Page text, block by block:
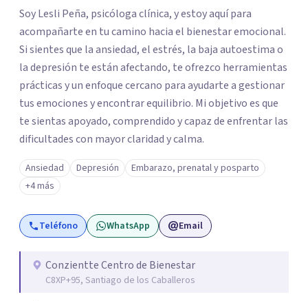
Soy Lesli Peña, psicóloga clínica, y estoy aquí para
acompañarte en tu camino hacia el bienestar emocional.
Si sientes que la ansiedad, el estrés, la baja autoestima o
la depresión te están afectando, te ofrezco herramientas
prácticas y un enfoque cercano para ayudarte a gestionar
tus emociones y encontrar equilibrio. Mi objetivo es que
te sientas apoyado, comprendido y capaz de enfrentar las
dificultades con mayor claridad y calma.
Ansiedad Depresión
Embarazo, prenatal y posparto
+4 más
Teléfono WhatsApp Email
Conzientte Centro de Bienestar
C8XP+95, Santiago de los Caballeros